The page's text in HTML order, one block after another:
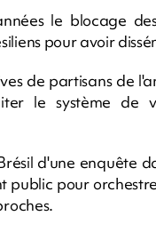
le blocage
pour avoir
de partisans de
le système de
d'une enquête
public pour